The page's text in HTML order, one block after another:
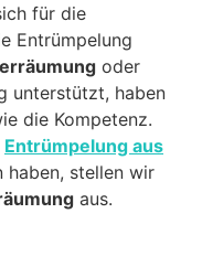
für die
Entrümpelung
oder
unterstützt, haben
die Kompetenz.
Entrümpelung aus
haben, stellen wir
aus.